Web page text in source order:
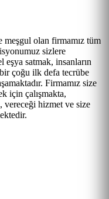
meşgul olan firmamız tüm
sizlere
satmak, insanların
çoğu ilk defa tecrübe
Firmamız size
için çalışmakta,
vereceği hizmet ve size